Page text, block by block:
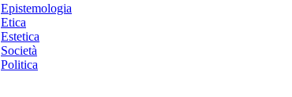
Epistemologia
Etica
Estetica
Società
Politica